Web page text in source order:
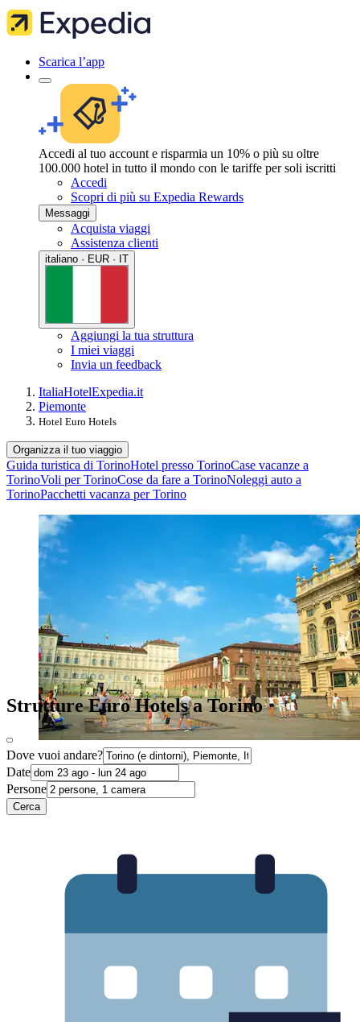
Scarica l’app
Accedi al tuo account e risparmia un 10% o più su oltre
100.000 hotel in tutto il mondo con le tariffe per soli iscritti
Accedi
Scopri di più su Expedia Rewards
Messaggi
Acquista viaggi
Assistenza clienti
italiano · EUR · IT
Aggiungi la tua struttura
I miei viaggi
Invia un feedback
ItaliaHotelExpedia.it
Piemonte
Hotel Euro Hotels
Organizza il tuo viaggio
Guida turistica di TorinoHotel presso TorinoCase vacanze a
TorinoVoli per TorinoCose da fare a TorinoNoleggi auto a
TorinoPacchetti vacanza per Torino
Strutture Euro Hotels a Torino
Dove vuoi andare?
Date
Persone
Cerca